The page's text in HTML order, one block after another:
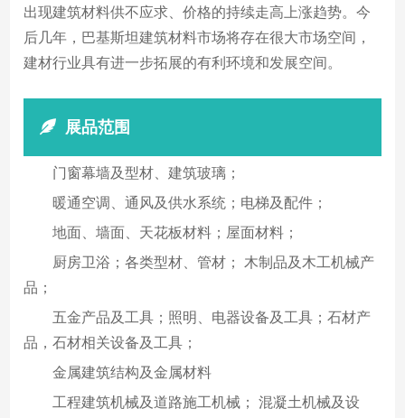
出现建筑材料供不应求、价格的持续走高上涨趋势。今
后几年，巴基斯坦建筑材料市场将存在很大市场空间，
建材行业具有进一步拓展的有利环境和发展空间。
展品范围
门窗幕墙及型材、建筑玻璃；
暖通空调、通风及供水系统；电梯及配件；
地面、墙面、天花板材料；屋面材料；
厨房卫浴；各类型材、管材； 木制品及木工机械产
品；
五金产品及工具；照明、电器设备及工具；石材产
品，石材相关设备及工具；
金属建筑结构及金属材料
工程建筑机械及道路施工机械； 混凝土机械及设